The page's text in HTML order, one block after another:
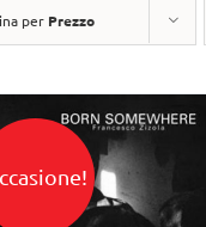
per Prezzo